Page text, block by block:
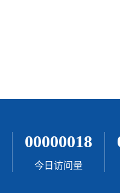
00000018
今日访问量